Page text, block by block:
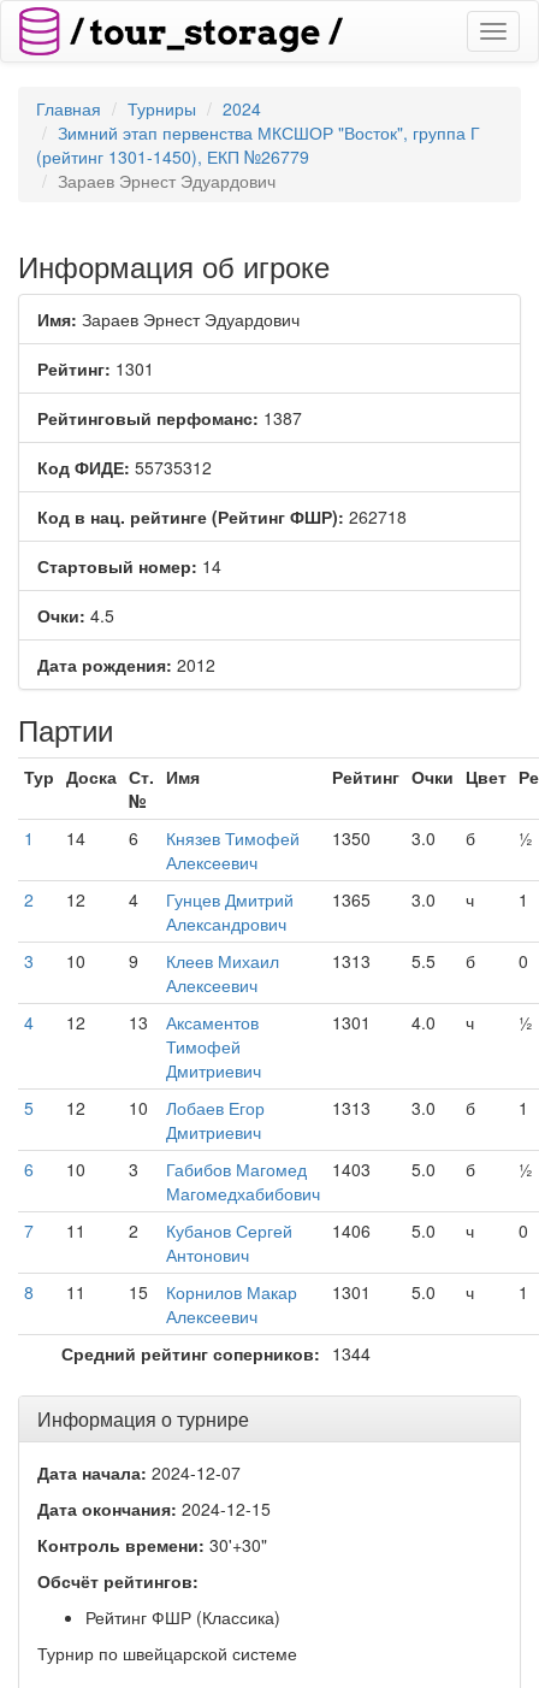
Главная Турниры
2024
Зимний этап первенства МКСШОР "Восток", группа Г
(рейтинг 1301-1450), ЕКП №26779
Зараев Эрнест Эдуардович
Информация об игроке
Имя: Зараев Эрнест Эдуардович
Рейтинг: 1301
Рейтинговый перфоманс: 1387
Код ФИДЕ: 55735312
Код в нац. рейтинге (Рейтинг ФШР): 262718
Стартовый номер: 14
Очки: 4.5
Дата рождения: 2012
Партии
Тур Доска Ст.
№
Имя Рейтинг Очки Цвет
1 14 6
Князев Тимофей
Алексеевич
1350 3.0 б ½
2 12 4
Гунцев Дмитрий
Александрович
1365 3.0 ч 1
3 10 9
Клеев Михаил
Алексеевич
1313 5.5 б 0
4 12 13
Аксаментов
Тимофей
Дмитриевич
1301 4.0 ч ½
5 12 10
Лобаев Егор
Дмитриевич
1313 3.0 б 1
6 10 3
Габибов Магомед
Магомедхабибович
1403 5.0 б ½
7 11 2
Кубанов Сергей
Антонович
1406 5.0 ч 0
8 11 15
Корнилов Макар
Алексеевич
1301 5.0 ч 1
Средний рейтинг соперников: 1344
Информация о турнире
Дата начала: 2024-12-07
Дата окончания: 2024-12-15
Контроль времени: 30'+30"
Обсчёт рейтингов:
Рейтинг ФШР (Классика)
Турнир по швейцарской системе